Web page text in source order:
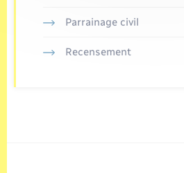
Parrainage civil
Recensement